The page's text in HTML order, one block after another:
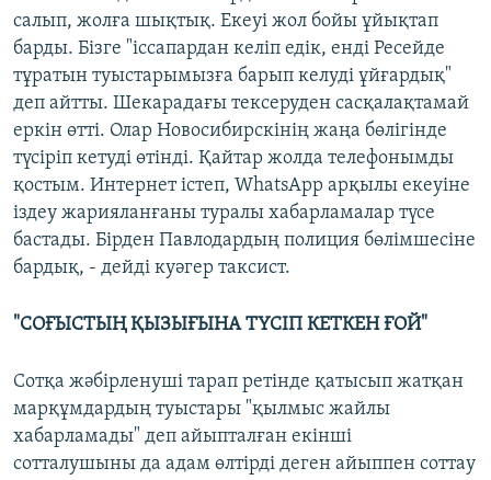
салып, жолға шықтық. Екеуі жол бойы ұйықтап
барды. Бізге "іссапардан келіп едік, енді Ресейде
тұратын туыстарымызға барып келуді ұйғардық"
деп айтты. Шекарадағы тексеруден сасқалақтамай
еркін өтті. Олар Новосибирскінің жаңа бөлігінде
түсіріп кетуді өтінді. Қайтар жолда телефонымды
қостым. Интернет істеп, WhatsApp арқылы екеуіне
іздеу жарияланғаны туралы хабарламалар түсе
бастады. Бірден Павлодардың полиция бөлімшесіне
бардық, - дейді куәгер таксист.
"СОҒЫСТЫҢ ҚЫЗЫҒЫНА ТҮСІП КЕТКЕН ҒОЙ"
Сотқа жәбірленуші тарап ретінде қатысып жатқан
марқұмдардың туыстары "қылмыс жайлы
хабарламады" деп айыпталған екінші
сотталушыны да адам өлтірді деген айыппен соттау